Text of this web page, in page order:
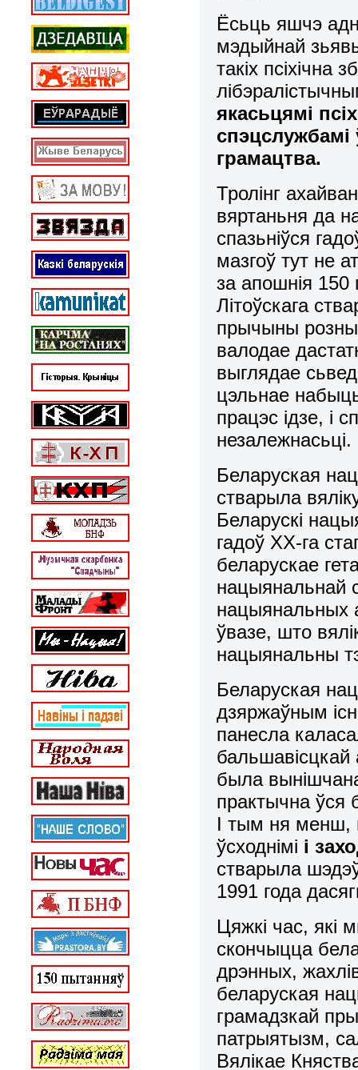
Ёсьць яшчэ
мэдыйнай
такіх
якасьцямі
грамацтва.
Тролінг
вяртаньня да
спазьніўся
мазгоў тут не
за апошнія 150
Літоўскага
прычыны
валодае
выглядае
цэльнае
працэс ідзе, і
незалежнасьці.
Беларуская
стварыла
Беларускі
гадоў ХХ-га
беларускае
нацыянальнай
нацыянальных
ўвазе, што
нацыянальны
Беларуская
дзяржаўным
панесла
бальшавісцкай
была
практычна ўся
І тым ня менш,
ўсходнімі і
стварыла
1991 года
Цяжкі час, які
скончыцца
дрэнных,
беларуская
грамадзкай
патрыятызм,
Вялікае